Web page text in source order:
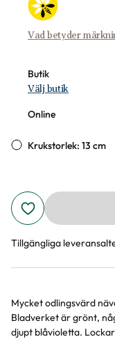
Vad betyder
Butik
Välj butik
Online
Krukstorlek: 13 cm
Tillgängliga
Mycket odlingsvärd
Bladverket är grönt,
djupt blåvioletta.